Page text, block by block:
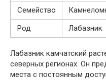
Семейство
Род
Лабазник
Лабазник камчатский
северных регионах. Он
места с постоянным